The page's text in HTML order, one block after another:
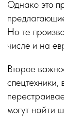
Однако это
Но те
числе и на
Второе
могут найти